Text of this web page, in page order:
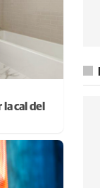
cal del